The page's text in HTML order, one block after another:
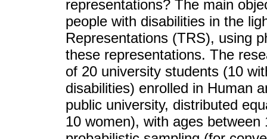
representations? The main
people with disabilities in the
Representations (TRS), using
these representations. The
of 20 university students (10
disabilities) enrolled in Human
public university, distributed
10 women), with ages